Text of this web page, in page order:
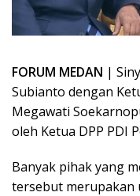
FORUM MEDAN |
Subianto dengan
Megawati
oleh Ketua DPP PDI
Banyak pihak yang
tersebut merupakan